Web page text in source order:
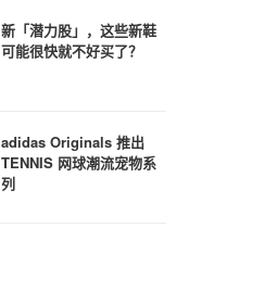
新「潜力股」，这些新鞋
可能很快就不好买了？
adidas Originals 推出
TENNIS 网球潮流宠物系
列